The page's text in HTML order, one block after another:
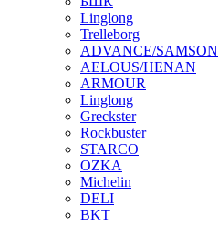
Linglong
Trelleborg
ADVANCE/SAMSON
AELOUS/HENAN
ARMOUR
Linglong
Greckster
Rockbuster
STARCO
OZKA
Michelin
DELI
BKT